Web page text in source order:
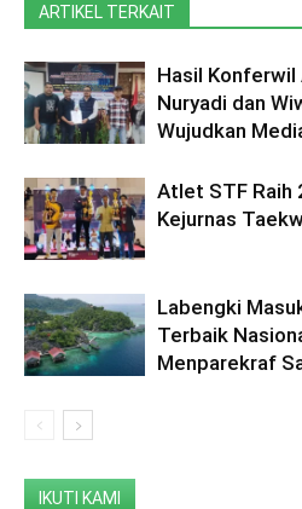
ARTIKEL TERKAIT
Hasil Konferwil
Nuryadi dan
Wujudkan
Atlet STF Raih
Kejurnas
Labengki
Terbaik
Menparekraf
IKUTI KAMI